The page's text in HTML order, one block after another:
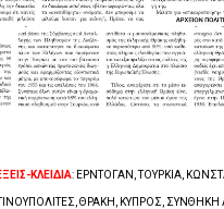
ΚΛΕΙΔΙΑ: ΕΡΝΤΟΓΑΝ, ΤΟΥΡΚΙΑ,
ΘΡΑΚΗ, ΚΥΠΡΟΣ,